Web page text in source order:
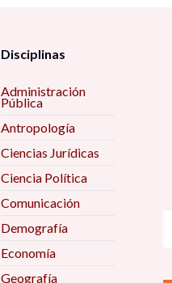
Disciplinas
Administración
Pública
Antropología
Ciencias Jurídicas
Ciencia Política
Comunicación
Demografía
Economía
Geografía